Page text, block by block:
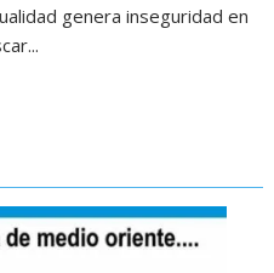
genera inseguridad en